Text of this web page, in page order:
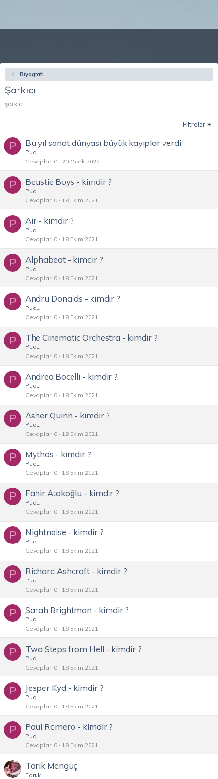
Biyografi
Şarkıcı
şarkıcı
Filtreler
P Bu yıl sanat dünyası büyük kayıplar verdi!
PuaL
Cevaplar 0 20 Ocak 2022
P Beastie Boys - kimdir ?
PuaL
Cevaplar 0 18 Ekim 2021
P Air - kimdir ?
PuaL
Cevaplar 0 18 Ekim 2021
P Alphabeat - kimdir ?
PuaL
Cevaplar 0 18 Ekim 2021
P Andru Donalds - kimdir ?
PuaL
Cevaplar 0 18 Ekim 2021
P The Cinematic Orchestra - kimdir ?
PuaL
Cevaplar 0 18 Ekim 2021
P Andrea Bocelli - kimdir ?
PuaL
Cevaplar 0 18 Ekim 2021
P Asher Quinn - kimdir ?
PuaL
Cevaplar 0 18 Ekim 2021
P Mythos - kimdir ?
PuaL
Cevaplar 0 18 Ekim 2021
P Fahir Atakoğlu - kimdir ?
PuaL
Cevaplar 0 18 Ekim 2021
P Nightnoise - kimdir ?
PuaL
Cevaplar 0 18 Ekim 2021
P Richard Ashcroft - kimdir ?
PuaL
Cevaplar 0 18 Ekim 2021
P Sarah Brightman - kimdir ?
PuaL
Cevaplar 0 18 Ekim 2021
P Two Steps from Hell - kimdir ?
PuaL
Cevaplar 0 18 Ekim 2021
P Jesper Kyd - kimdir ?
PuaL
Cevaplar 0 18 Ekim 2021
P Paul Romero - kimdir ?
PuaL
Cevaplar 0 18 Ekim 2021
Tarık Mengüç
Faruk